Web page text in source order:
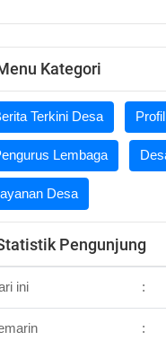
Kategori
Terkini Desa Profil
Lembaga
Desa
Pengunjung
ini :
: